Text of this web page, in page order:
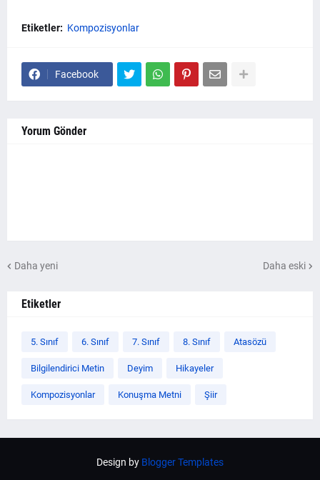
Etiketler: Kompozisyonlar
Facebook
Yorum Gönder
Daha yeni Daha eski
Etiketler
5. Sınıf 6. Sınıf 7. Sınıf 8. Sınıf Atasözü
Bilgilendirici Metin Deyim Hikayeler
Kompozisyonlar Konuşma Metni Şiir
Design by Blogger Templates